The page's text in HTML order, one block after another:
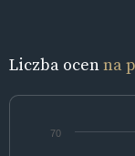
Liczba ocenna
70